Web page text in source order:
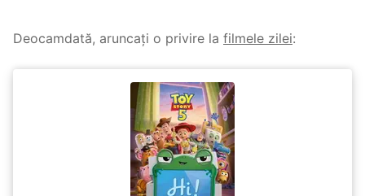
Deocamdată, aruncați o privire la filmele zilei: